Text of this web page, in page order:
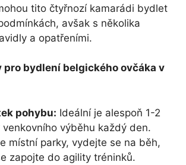
tito čtyřnozí kamarádi bydlet
avšak s několika
a opatřeními.
pro bydlení belgického ovčáka v
pohybu: Ideální je alespoň 1-2
venkovního výběhu každý den.
místní parky, vydejte se na běh,
zapojte do agility tréninků.